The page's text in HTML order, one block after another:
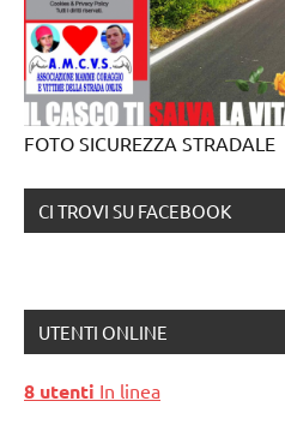
FOTO SICUREZZA STRADALE
CI TROVI SU FACEBOOK
UTENTI ONLINE
8 utenti In linea